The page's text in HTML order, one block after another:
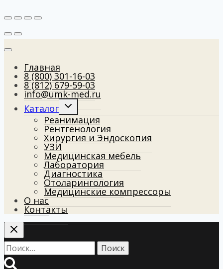
Главная
8 (800) 301-16-03
8 (812) 679-59-03
info@umk-med.ru
Каталог
Развернуть
дочернее
меню
Реанимация
Рентгенология
Хирургия и Эндоскопия
УЗИ
Медицинская мебель
Лаборатория
Диагностика
Отоларингология
Медицинские компрессоры
О нас
Контакты
Найти: